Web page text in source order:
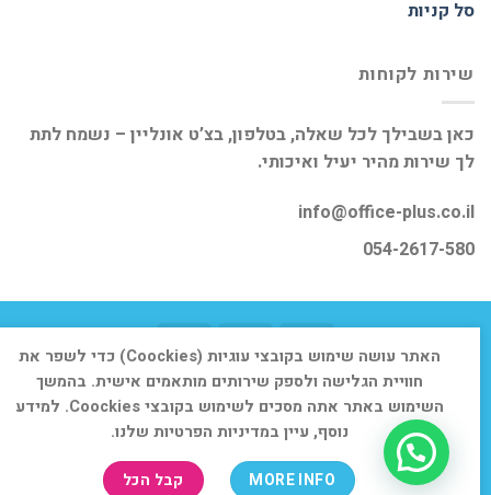
סל קניות
שירות לקוחות
כאן בשבילך לכל שאלה, בטלפון, בצ’ט אונליין – נשמח לתת
לך שירות מהיר יעיל ואיכותי.
info@office-plus.co.il
054-2617-580
דף הבית אודות חנות יצירת קשר
כל הזכויות שמורות 2026 © אופיס פלוס
האתר עושה שימוש בקובצי עוגיות (Coockies) כדי לשפר את
חוויית הגלישה ולספק שירותים מותאמים אישית. בהמשך
השימוש באתר אתה מסכים לשימוש בקובצי Coockies. למידע
נוסף, עיין במדיניות הפרטיות שלנו.
MORE INFO קבל הכל